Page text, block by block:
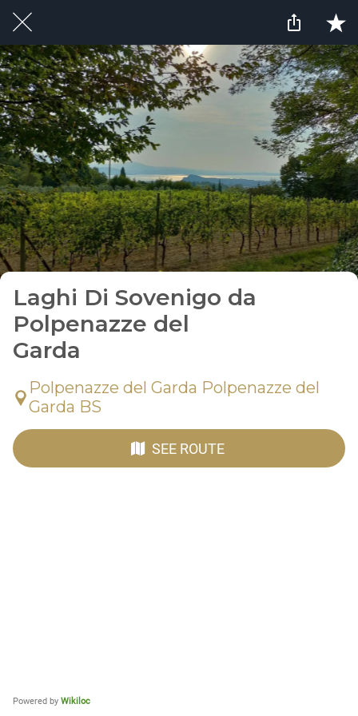
Laghi Di Sovenigo da
Polpenazze del
Garda
Polpenazze del Garda Polpenazze del
Garda BS
SEE ROUTE
Powered by Wikiloc